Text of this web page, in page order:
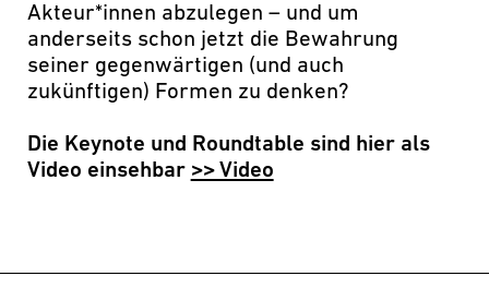
Akteur*innen abzulegen – und um
anderseits schon jetzt die Bewahrung
seiner gegenwärtigen (und auch
zukünftigen) Formen zu denken?
Die Keynote und Roundtable sind hier als
Video einsehbar >> Video